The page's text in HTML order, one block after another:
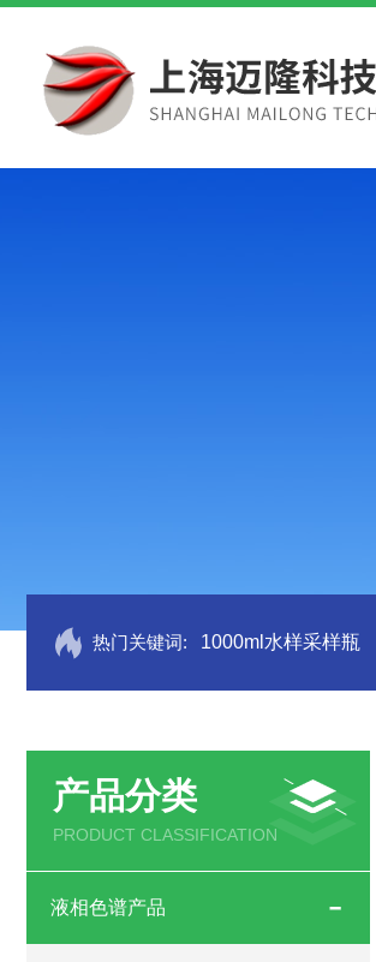
热门关键词: 1000ml水样采样瓶
产品分类
PRODUCT CLASSIFICATION
液相色谱产品